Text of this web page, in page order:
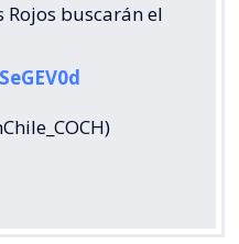
Rojos buscarán el